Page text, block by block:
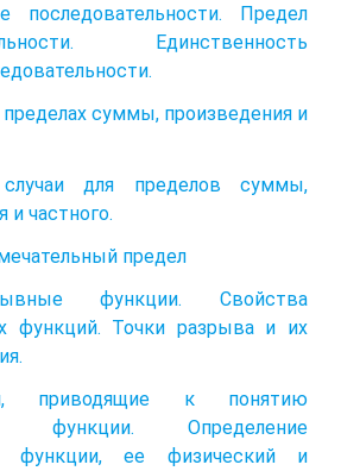
последовательности. Предел
Единственность
суммы, произведения и
для пределов суммы,
и частного.
предел
функции. Свойства
функций. Точки разрыва и их
приводящие к понятию
функции. Определение
функции, ее физический и